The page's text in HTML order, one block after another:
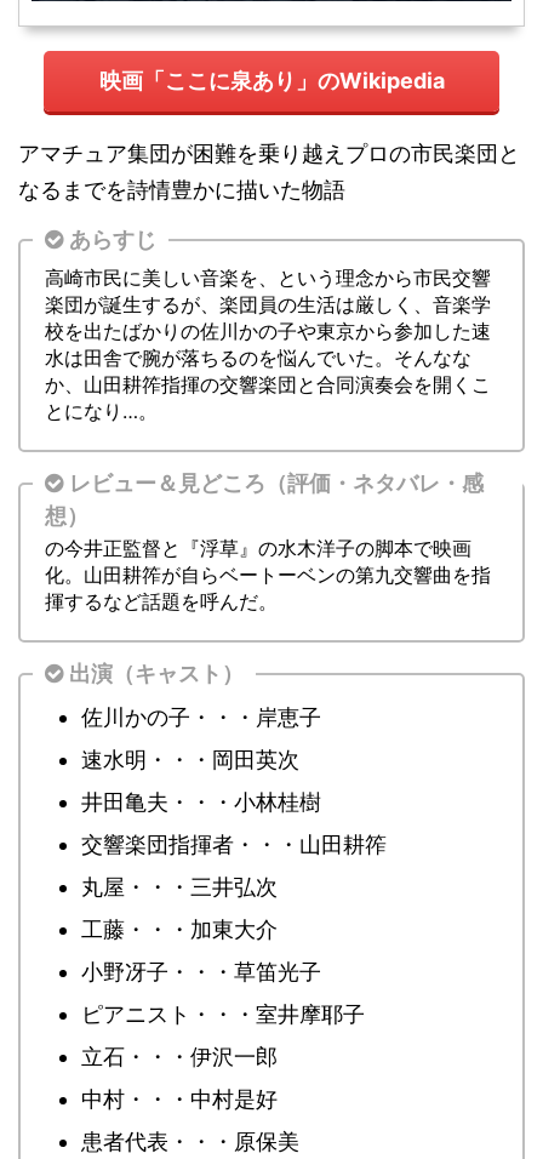
映画「ここに泉あり」のWikipedia
アマチュア集団が困難を乗り越えプロの市民楽団と
なるまでを詩情豊かに描いた物語
あらすじ
高崎市民に美しい音楽を、という理念から市民交響
楽団が誕生するが、楽団員の生活は厳しく、音楽学
校を出たばかりの佐川かの子や東京から参加した速
水は田舎で腕が落ちるのを悩んでいた。そんなな
か、山田耕筰指揮の交響楽団と合同演奏会を開くこ
とになり…。
レビュー＆見どころ（評価・ネタバレ・感
想）
群馬交響楽団の創立時の実話をもとに『にごりえ』
の今井正監督と『浮草』の水木洋子の脚本で映画
化。山田耕筰が自らベートーベンの第九交響曲を指
揮するなど話題を呼んだ。
出演（キャスト）
佐川かの子・・・岸恵子
速水明・・・岡田英次
井田亀夫・・・小林桂樹
交響楽団指揮者・・・山田耕筰
丸屋・・・三井弘次
工藤・・・加東大介
小野冴子・・・草笛光子
ピアニスト・・・室井摩耶子
立石・・・伊沢一郎
中村・・・中村是好
患者代表・・・原保美